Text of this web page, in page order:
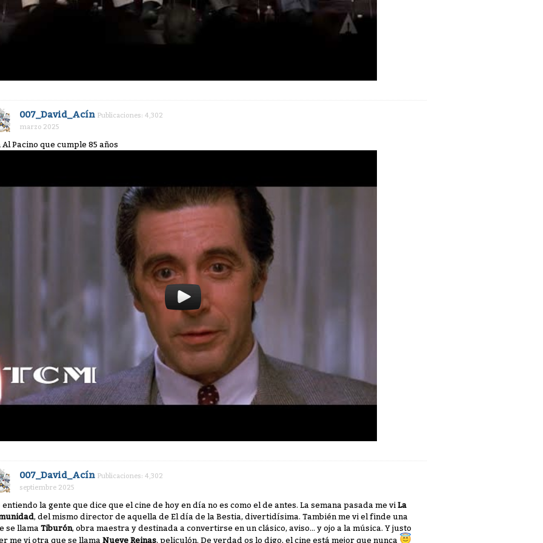
007_David_Acín Publicaciones: 4,302
marzo 2025
Al Pacino que cumple 85 años
007_David_Acín Publicaciones: 4,302
septiembre 2025
entiendo la gente que dice que el cine de hoy en día no es como el de antes. La semana pasada me vi La
, del mismo director de aquella de El día de la Bestia, divertidísima. También me vi el finde una
se llama Tiburón, obra maestra y destinada a convertirse en un clásico, aviso... y ojo a la música. Y justo
me vi otra que se llama Nueve Reinas, peliculón. De verdad os lo digo, el cine está mejor que nunca